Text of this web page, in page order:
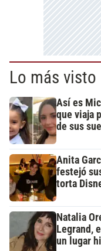
Lo más visto
Así es
que viaja
de sus
Anita
festejó
torta
Natalia
Legrand,
un lugar